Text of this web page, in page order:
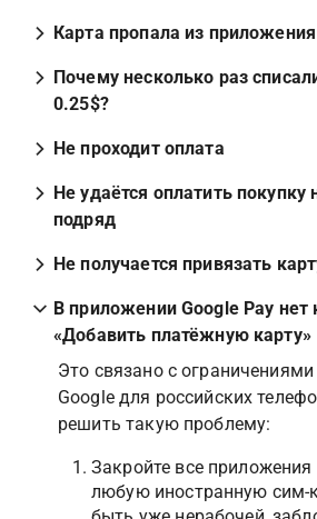
Карта пропала из приложения
Почему несколько раз
0.25$?
Не проходит оплата
Не удаётся оплатить покупку
подряд
Не получается привязать
В приложении Google Pay нет
«Добавить платёжную карту»
Это связано с
Google для российских
решить такую проблему:
Закройте все приложения
любую иностранную сим-